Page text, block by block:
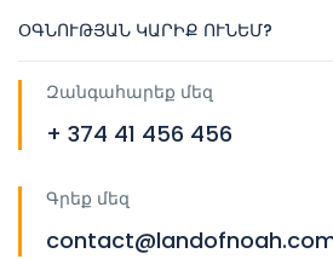
ՕԳՆՈՒԹՅԱՆ ԿԱՐԻՔ ՈՒՆԵՄ?
Զանգահարեք մեզ
+ 374 41 456 456
Գրեք մեզ